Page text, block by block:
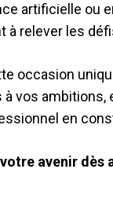
artificielle ou
à relever les
occasion
vos
en
avenir dès